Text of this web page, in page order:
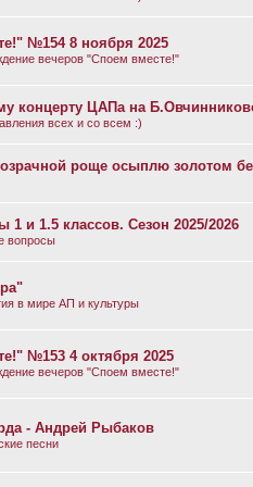
№154 8 ноября 2025
вечеров "Споем вместе!"
концерту ЦАПа на
всех и со всем :)
роще осыплю золотом
1 и 1.5 классов. Сезон 2025/2026
вопросы
в мире АП и культуры
№153 4 октября 2025
вечеров "Споем вместе!"
- Андрей Рыбаков
песни